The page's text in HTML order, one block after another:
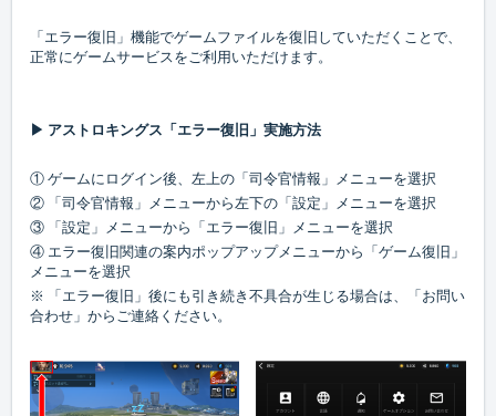
「エラー復旧」機能でゲームファイルを復旧していただくことで、
正常にゲームサービスをご利用いただけます。
▶ アストロキングス「エラー復旧」実施方法
① ゲームにログイン後、左上の「司令官情報」メニューを選択
② 「司令官情報」メニューから左下の「設定」メニューを選択
③ 「設定」メニューから「エラー復旧」メニューを選択
④ エラー復旧関連の案内ポップアップメニューから「ゲーム復旧」
メニューを選択
※ 「エラー復旧」後にも引き続き不具合が生じる場合は、「お問い
合わせ」からご連絡ください。